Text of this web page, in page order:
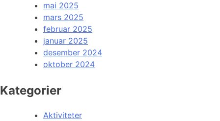
mai 2025
mars 2025
februar 2025
januar 2025
desember 2024
oktober 2024
Kategorier
Aktiviteter